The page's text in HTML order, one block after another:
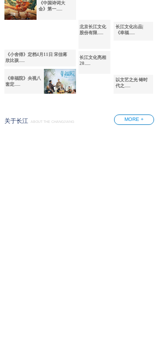
《中国诗词大
会》第一......
长江文化出品|
《幸福......
北京长江文化
股份有限......
《小舍得》定档4月11日 宋佳蒋
欣比孩......
长江文化亮相
20......
《幸福院》央视八
套定......
以文艺之光 铸时
代之......
MORE +
关于长江 ABOUT THE CHANGJIANG